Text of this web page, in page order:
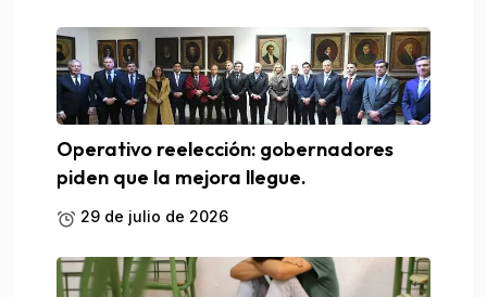
Operativo reelección: gobernadores
piden que la mejora llegue.
29 de julio de 2026